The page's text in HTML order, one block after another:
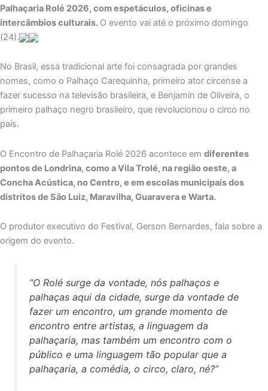
Palhaçaria Rolé 2026, com espetáculos, oficinas e
intercâmbios culturais. O evento vai até o próximo domingo
(24).
No Brasil, essa tradicional arte foi consagrada por grandes
nomes, como o Palhaço Carequinha, primeiro ator circense a
fazer sucesso na televisão brasileira, e Benjamin de Oliveira, o
primeiro palhaço negro brasileiro, que revolucionou o circo no
país.
O Encontro de Palhaçaria Rolé 2026 acontece em diferentes
pontos de Londrina, como a Vila Trolé, na região oeste, a
Concha Acústica, no Centro, e em escolas municipais dos
distritos de São Luiz, Maravilha, Guaravera e Warta.
O produtor executivo do Festival, Gerson Bernardes, fala sobre a
origem do evento.
“O Rolé surge da vontade, nós palhaços e
palhaças aqui da cidade, surge da vontade de
fazer um encontro, um grande momento de
encontro entre artistas, a linguagem da
palhaçaria, mas também um encontro com o
público e uma linguagem tão popular que a
palhaçaria, a comédia, o circo, claro, né?”